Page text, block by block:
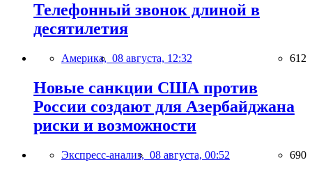
Телефонный звонок длиной в
десятилетия
Америка, 08 августа, 12:32 612
Новые санкции США против
России создают для Азербайджана
риски и возможности
Экспресс-анализ, 08 августа, 00:52 690